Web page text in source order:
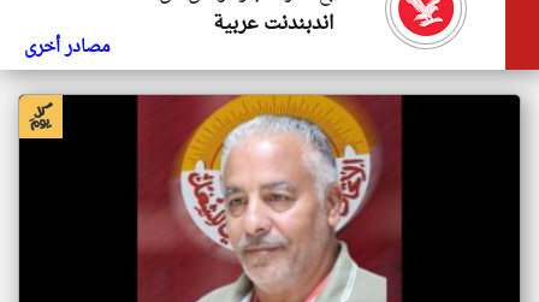
اندبندنت عربية
مصادر أخرى